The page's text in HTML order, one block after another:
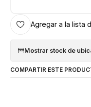
Agregar a la lista
Mostrar stock de
COMPARTIR ESTE